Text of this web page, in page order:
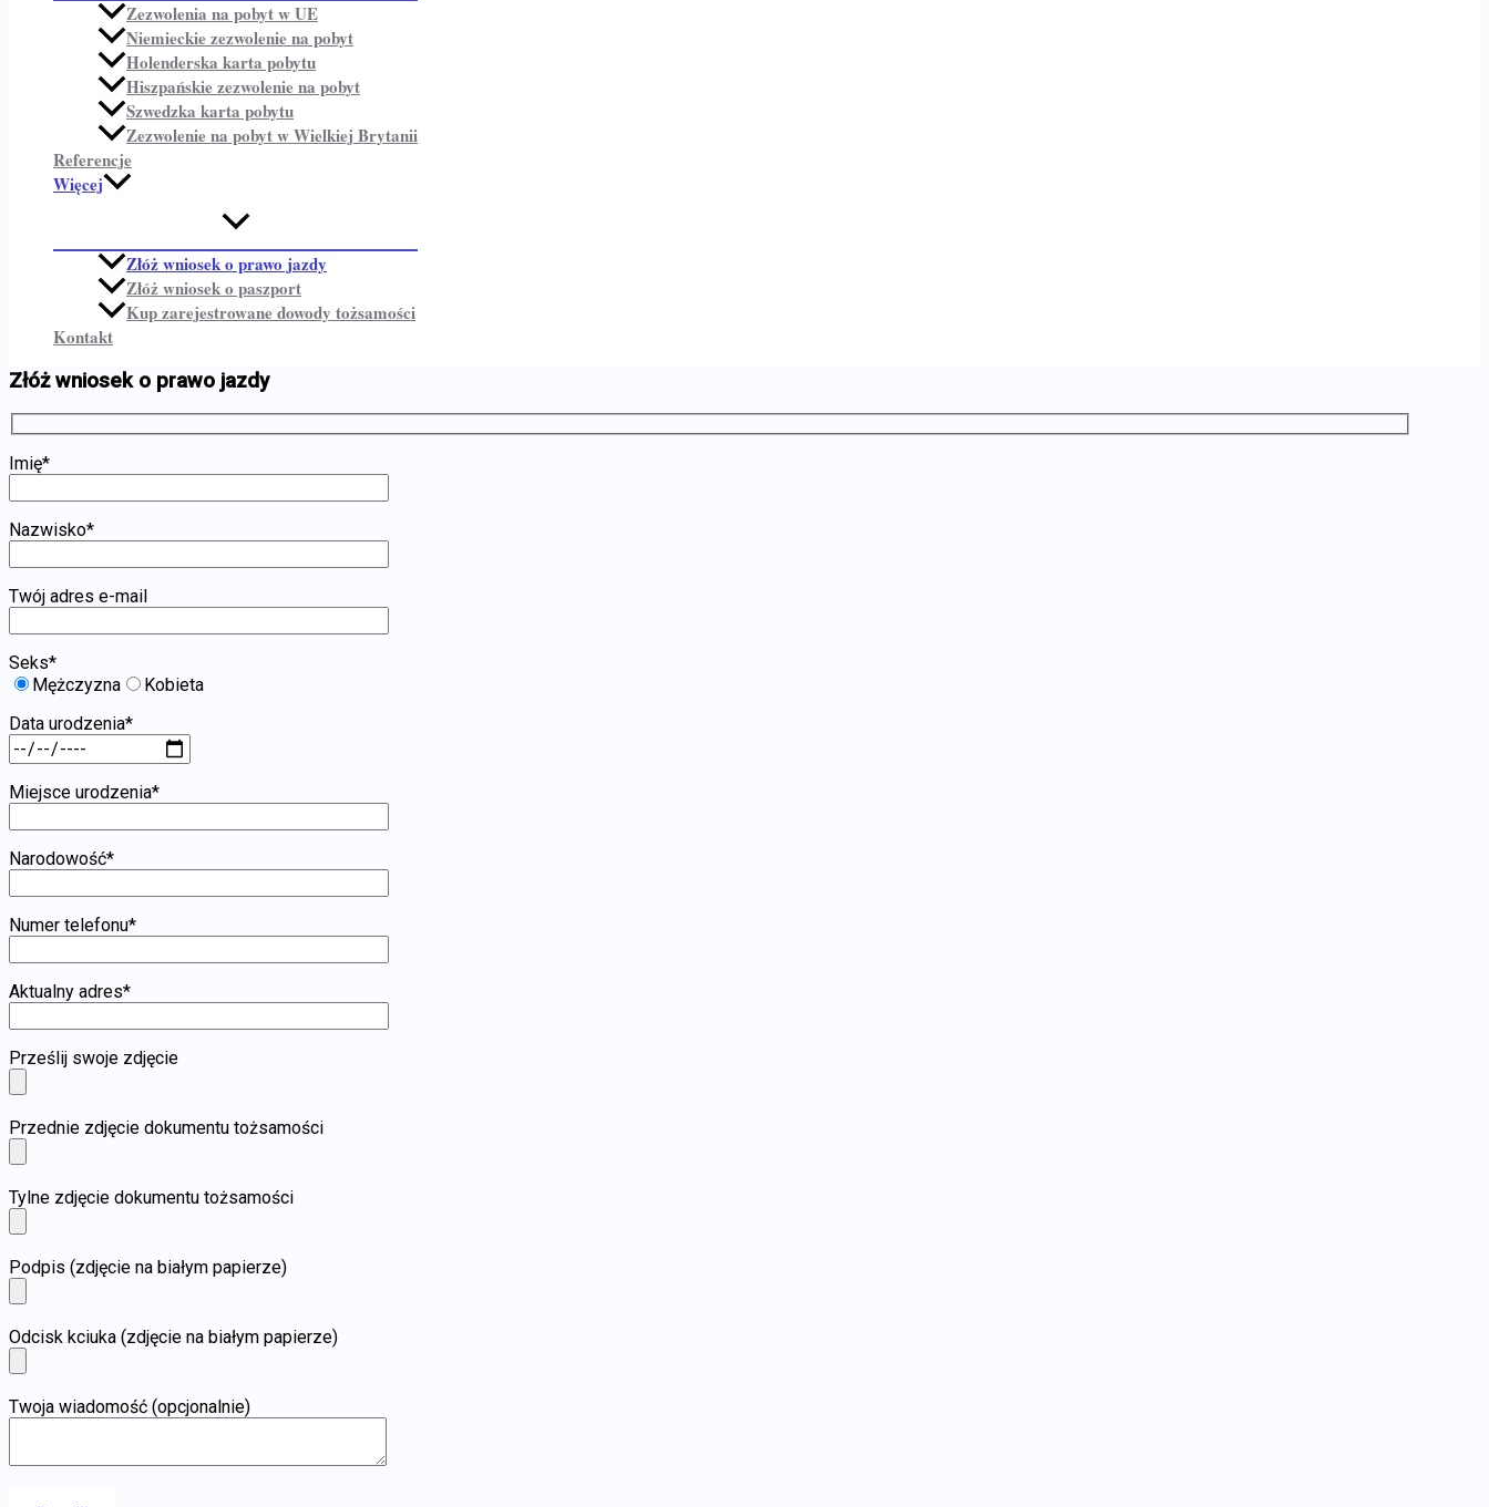
Zezwolenia na pobyt w UE
Niemieckie zezwolenie na pobyt
Holenderska karta pobytu
Hiszpańskie zezwolenie na pobyt
Szwedzka karta pobytu
Zezwolenie na pobyt w Wielkiej Brytanii
Referencje
Więcej
Złóż wniosek o prawo jazdy
Złóż wniosek o paszport
Kup zarejestrowane dowody tożsamości
Kontakt
Złóż wniosek o prawo jazdy
Imię*
Nazwisko*
Twój adres e-mail
Seks*
Mężczyzna
Kobieta
Data urodzenia*
Miejsce urodzenia*
Narodowość*
Numer telefonu*
Aktualny adres*
Prześlij swoje zdjęcie
Przednie zdjęcie dokumentu tożsamości
Tylne zdjęcie dokumentu tożsamości
Podpis (zdjęcie na białym papierze)
Odcisk kciuka (zdjęcie na białym papierze)
Twoja wiadomość (opcjonalnie)